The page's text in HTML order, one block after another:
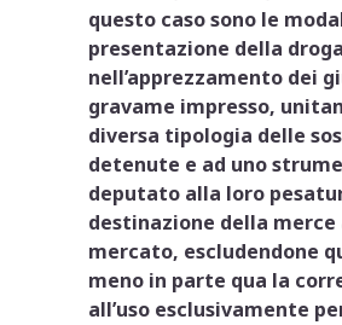
questo caso sono le
presentazione della
nell’apprezzamento dei
gravame impresso,
diversa tipologia delle
detenute e ad uno
deputato alla loro
destinazione della merce
mercato, escludendone
meno in parte qua la
all’uso esclusivamente